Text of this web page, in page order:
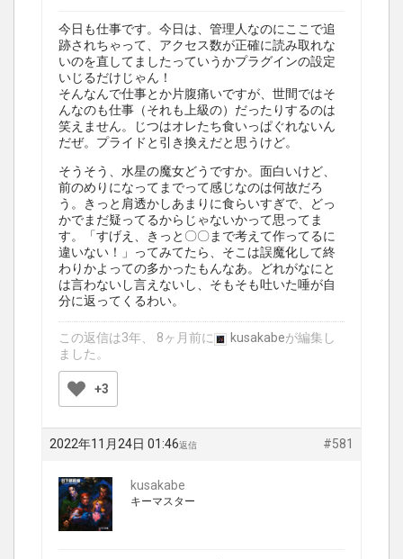
今日も仕事です。今日は、管理人なのにここで追
跡されちゃって、アクセス数が正確に読み取れな
いのを直してましたっていうかプラグインの設定
いじるだけじゃん！
そんなんで仕事とか片腹痛いですが、世間ではそ
んなのも仕事（それも上級の）だったりするのは
笑えません。じつはオレたち食いっぱぐれないん
だぜ。プライドと引き換えだと思うけど。
そうそう、水星の魔女どうですか。面白いけど、
前のめりになってまでって感じなのは何故だろ
う。きっと肩透かしあまりに食らいすぎで、どっ
かでまだ疑ってるからじゃないかって思ってま
す。「すげえ、きっと〇〇まで考えて作ってるに
違いない！」ってみてたら、そこは誤魔化して終
わりかよっての多かったもんなあ。どれがなにと
は言わないし言えないし、そもそも吐いた唾が自
分に返ってくるわい。
この返信は3年、 8ヶ月前に kusakabeが編集し
ました。
+3
2022年11月24日 01:46 #581
返信
kusakabe
キーマスター